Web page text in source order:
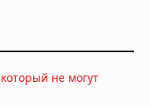
цивилизации из
не могут